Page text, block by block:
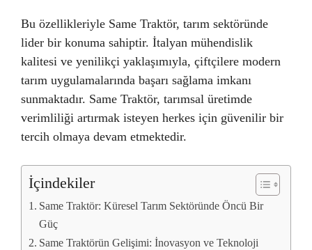
Bu özellikleriyle Same Traktör, tarım sektöründe
lider bir konuma sahiptir. İtalyan mühendislik
kalitesi ve yenilikçi yaklaşımıyla, çiftçilere modern
tarım uygulamalarında başarı sağlama imkanı
sunmaktadır. Same Traktör, tarımsal üretimde
verimliliği artırmak isteyen herkes için güvenilir bir
tercih olmaya devam etmektedir.
İçindekiler
Same Traktör: Küresel Tarım Sektöründe Öncü Bir
Güç
Same Traktörün Gelişimi: İnovasyon ve Teknoloji